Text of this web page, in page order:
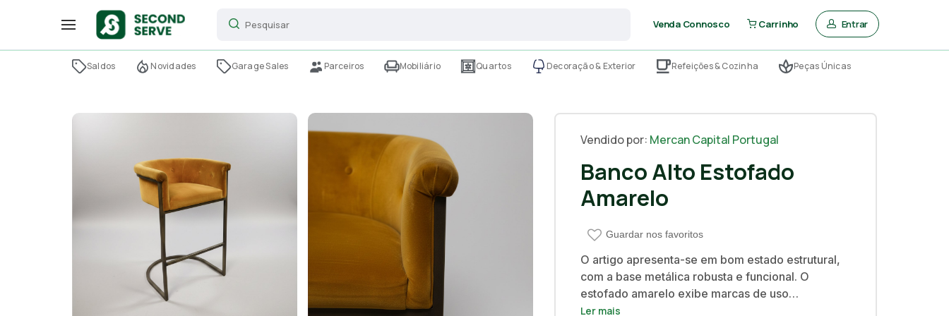
Venda Connosco Carrinho Entrar
Saldos Novidades Garage Sales Parceiros Mobiliário Quartos Decoração & Exterior Refeições & Cozinha Peças Únicas
Vendido por: Mercan Capital Portugal
Banco Alto Estofado
Amarelo
Guardar nos favoritos
O artigo apresenta-se em bom estado estrutural,
com a base metálica robusta e funcional. O
estofado amarelo exibe marcas de uso
decorrentes do seu histórico em contexto
Ler mais